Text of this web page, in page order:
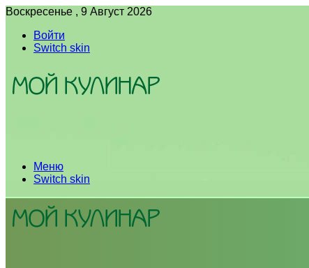
Воскресенье , 9 Август 2026
Войти
Switch skin
Меню
Switch skin